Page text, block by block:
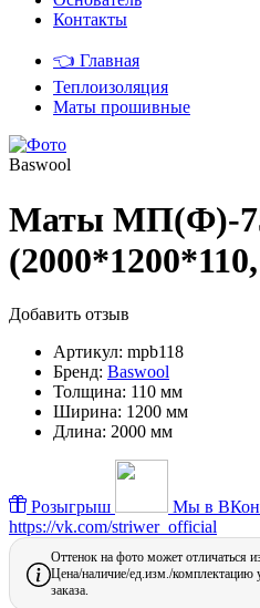
Контакты
👈 Главная
Теплоизоляция
Маты прошивные
Baswool
Маты МП(Ф)-
Добавить отзыв
Артикул: mpb118
Бренд: Baswool
Толщина: 110 мм
Ширина: 1200 мм
Длина: 2000 мм
Розыгрыш Мы в
https://vk.com/striwer_official
Оттенок на фото может отличаться
Цена/наличие/ед.изм./комплектацию
заказа.